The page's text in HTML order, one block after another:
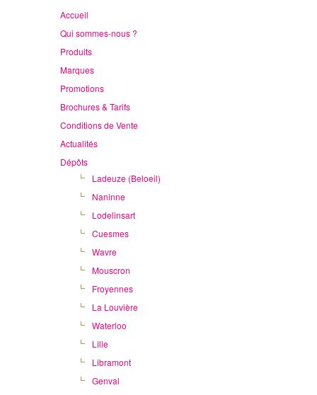
Accueil
Qui sommes-nous ?
Produits
Marques
Promotions
Brochures & Tarifs
Conditions de Vente
Actualités
Dépôts
Ladeuze (Beloeil)
Naninne
Lodelinsart
Cuesmes
Wavre
Mouscron
Froyennes
La Louvière
Waterloo
Lille
Libramont
Genval